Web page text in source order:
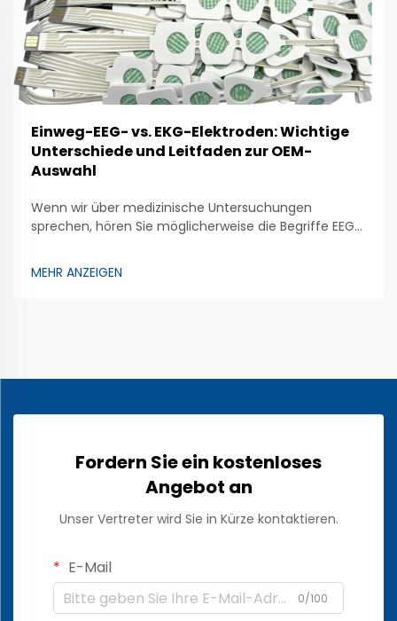
Einweg-EEG- vs. EKG-Elektroden: Wichtige
Unterschiede und Leitfaden zur OEM-
Auswahl
Wenn wir über medizinische Untersuchungen
sprechen, hören Sie möglicherweise die Begriffe EEG
um Ärzten zu helfen, den Gesundheitszustand
unseres Körpers zu überprüfen. Das EEG
MEHR ANZEIGEN
Fordern Sie ein kostenloses
Angebot an
Unser Vertreter wird Sie in Kürze kontaktieren.
E-Mail
0/100